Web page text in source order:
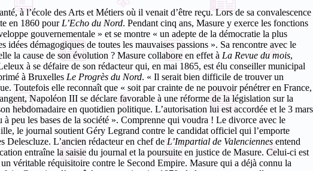
à l’école des Arts et Métiers où il venait d’être reçu. Lors de sa convalescence
en 1860 pour L’Echo du Nord. Pendant cinq ans, Masure y exerce les fonctions
gouvernementale » et se montre « un adepte de la démocratie la plus
idées démagogiques de toutes les mauvaises passions ». Sa rencontre avec le
la cause de son évolution ? Masure collabore en effet à La Revue du mois,
à se défaire de son rédacteur qui, en mai 1865, est élu conseiller municipal
à Bruxelles Le Progrès du Nord. « Il serait bien difficile de trouver un
Toutefois elle reconnaît que « soit par crainte de ne pouvoir pénétrer en France,
Napoléon III se déclare favorable à une réforme de la législation sur la
hebdomadaire en quotidien politique. L’autorisation lui est accordée et le 3 mars
peu les bases de la société ». Comprenne qui voudra ! Le divorce avec le
le journal soutient Géry Legrand contre le candidat officiel qui l’emporte
Delescluze. L’ancien rédacteur en chef deL’Impartial de Valenciennesentend
entraîne la saisie du journal et la poursuite en justice de Masure. Celui-ci est
véritable réquisitoire contre le Second Empire. Masure qui a déjà connu la